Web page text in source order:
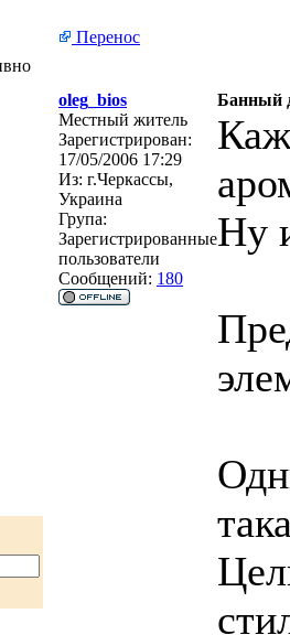
Перенос
oleg_bios
Банный
Местный житель
Зарегистрирован:
17/05/2006 17:29
Из: г.Черкассы,
Украина
Група:
Зарегистрированные
пользователи
Сообщений: 180
Ну